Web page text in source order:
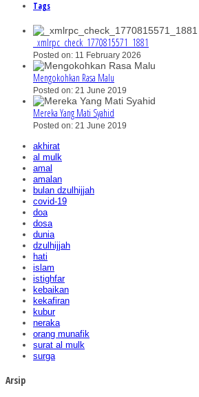
Tags
_xmlrpc_check_1770815571_1881
Posted on: 11 February 2026
Mengokohkan Rasa Malu
Posted on: 21 June 2019
Mereka Yang Mati Syahid
Posted on: 21 June 2019
akhirat
al mulk
amal
amalan
bulan dzulhijjah
covid-19
doa
dosa
dunia
dzulhijjah
hati
islam
istighfar
kebaikan
kekafiran
kubur
neraka
orang munafik
surat al mulk
surga
Arsip